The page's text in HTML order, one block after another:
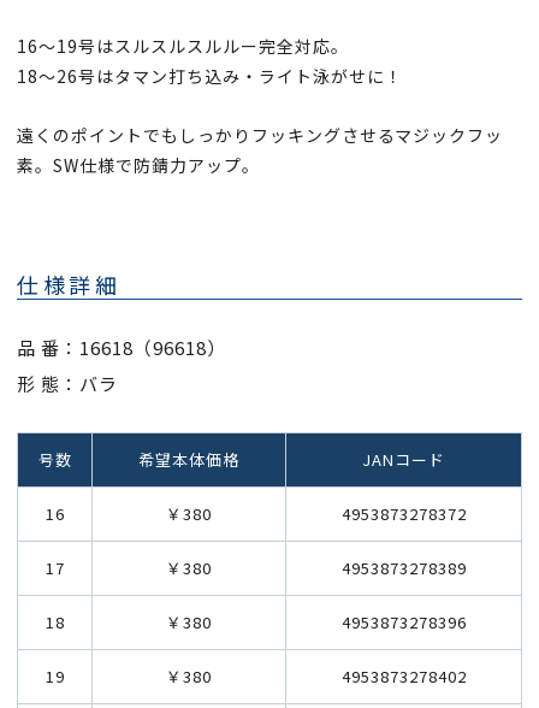
16～19号はスルスルスルルー完全対応。
18～26号はタマン打ち込み・ライト泳がせに！
遠くのポイントでもしっかりフッキングさせるマジックフッ
素。SW仕様で防錆力アップ。
仕様詳細
品 番：16618（96618）
形 態：バラ
号数 希望本体価格 JANコード
16 ￥380 4953873278372
17 ￥380 4953873278389
18 ￥380 4953873278396
19 ￥380 4953873278402